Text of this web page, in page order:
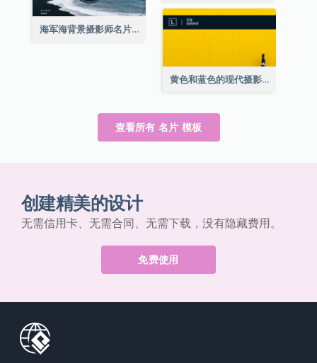
海军海背景摄影师名片
黄色和蓝色的现代摄影师名片
查看所有 名片 模板
创建精美的设计
无需信用卡、无需合同、无需下载，没有隐藏费用。
免费使用